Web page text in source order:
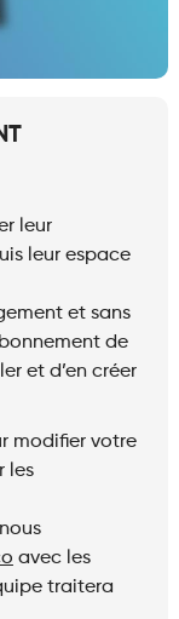
leur
leur espace
et sans
de
et d’en créer
modifier votre
les
avec les
traitera